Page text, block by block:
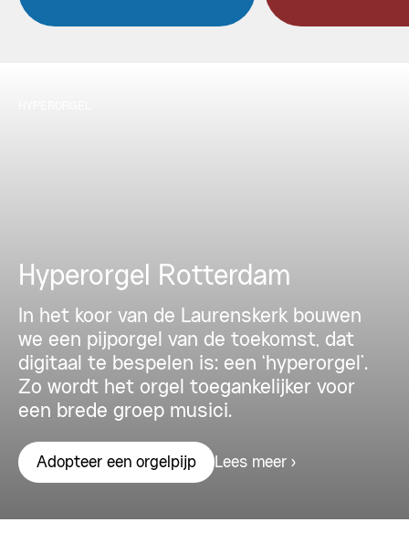
Hyperorgel Rotterdam
In het koor van de Laurenskerk bouwen
we een pijporgel van de toekomst, dat
digitaal te bespelen is: een ‘hyperorgel’.
Zo wordt het orgel toegankelijker voor
een brede groep musici.
Adopteer een orgelpijp Lees meer